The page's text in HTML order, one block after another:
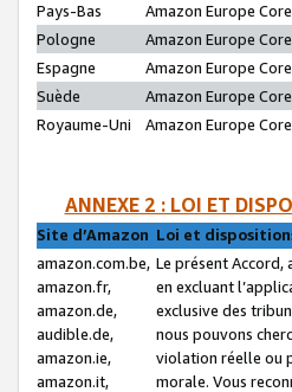
Pays-Bas
Amazon Europe
Pologne
Amazon Europe
Espagne
Amazon Europe
Suède
Amazon Europe
Royaume-Uni
Amazon Europe
ANNEXE 2 : LOI ET
Site d’Amazon Loi et
amazon.com.be,
amazon.fr,
amazon.de,
audible.de,
amazon.ie,
amazon.it,
Le présent Accord,
en excluant
exclusive des
nous pouvons
violation réelle ou
morale. Vous